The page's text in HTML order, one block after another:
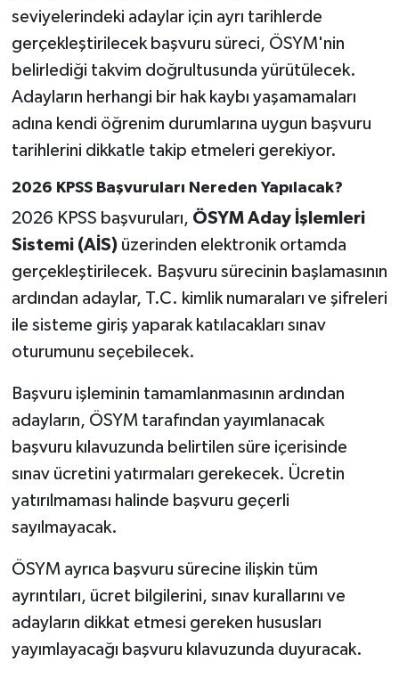
seviyelerindeki adaylar için ayrı tarihlerde
gerçekleştirilecek başvuru süreci, ÖSYM'nin
belirlediği takvim doğrultusunda yürütülecek.
Adayların herhangi bir hak kaybı yaşamamaları
adına kendi öğrenim durumlarına uygun başvuru
tarihlerini dikkatle takip etmeleri gerekiyor.
2026 KPSS Başvuruları Nereden Yapılacak?
2026 KPSS başvuruları, ÖSYM Aday İşlemleri
Sistemi (AİS)üzerinden elektronik ortamda
gerçekleştirilecek. Başvuru sürecinin başlamasının
ardından adaylar, T.C. kimlik numaraları ve şifreleri
ile sisteme giriş yaparak katılacakları sınav
oturumunu seçebilecek.
Başvuru işleminin tamamlanmasının ardından
adayların, ÖSYM tarafından yayımlanacak
başvuru kılavuzunda belirtilen süre içerisinde
sınav ücretini yatırmaları gerekecek. Ücretin
yatırılmaması halinde başvuru geçerli
sayılmayacak.
ÖSYM ayrıca başvuru sürecine ilişkin tüm
ayrıntıları, ücret bilgilerini, sınav kurallarını ve
adayların dikkat etmesi gereken hususları
yayımlayacağı başvuru kılavuzunda duyuracak.